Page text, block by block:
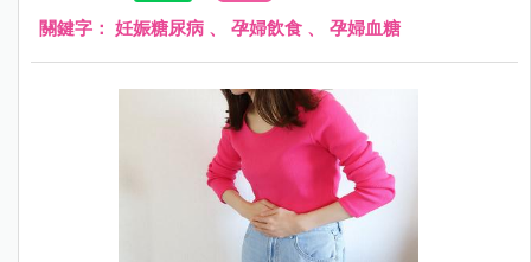
關鍵字： 妊娠糖尿病 、 孕婦飲食 、 孕婦血糖